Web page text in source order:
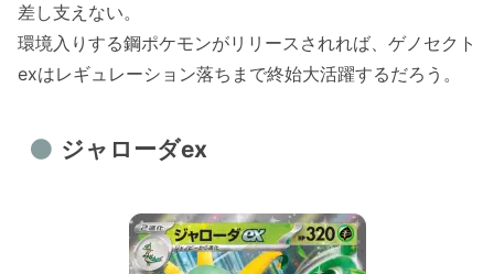
差し支えない。
環境入りする鋼ポケモンがリリースされれば、ゲノセクト
exはレギュレーション落ちまで終始大活躍するだろう。
ジャローダex